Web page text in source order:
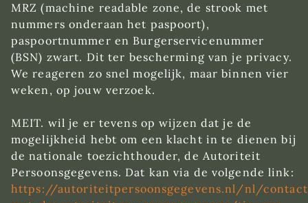
MRZ (machine readable zone, de strook met
nummers onderaan het paspoort),
paspoortnummer en Burgerservicenummer
(BSN) zwart. Dit ter bescherming van je privacy.
We reageren zo snel mogelijk, maar binnen vier
weken, op jouw verzoek.
MEIT. wil je er tevens op wijzen dat je de
mogelijkheid hebt om een klacht in te dienen bij
de nationale toezichthouder, de Autoriteit
Persoonsgegevens. Dat kan via de volgende link:
https://autoriteitpersoonsgegevens.nl/nl/